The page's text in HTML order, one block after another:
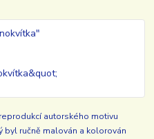
autorského motivu
byl ručně malován a kolorován